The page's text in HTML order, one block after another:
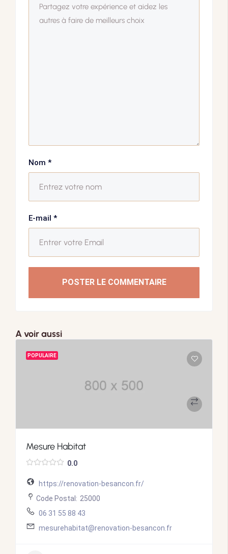
Nom *
E-mail *
POSTER LE COMMENTAIRE
A voir aussi
POPULAIRE
Mesure Habitat
0.0
https://renovation-besancon.fr/
Code Postal: 25000
06 31 55 88 43
mesurehabitat@renovation-besancon.fr